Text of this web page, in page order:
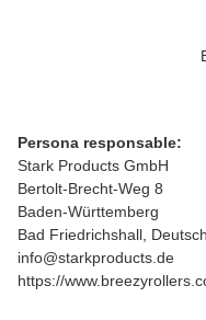
Persona responsable:
Stark Products GmbH
Bertolt-Brecht-Weg 8
Baden-Württemberg
Bad Friedrichshall,
info@starkproducts.de
https://